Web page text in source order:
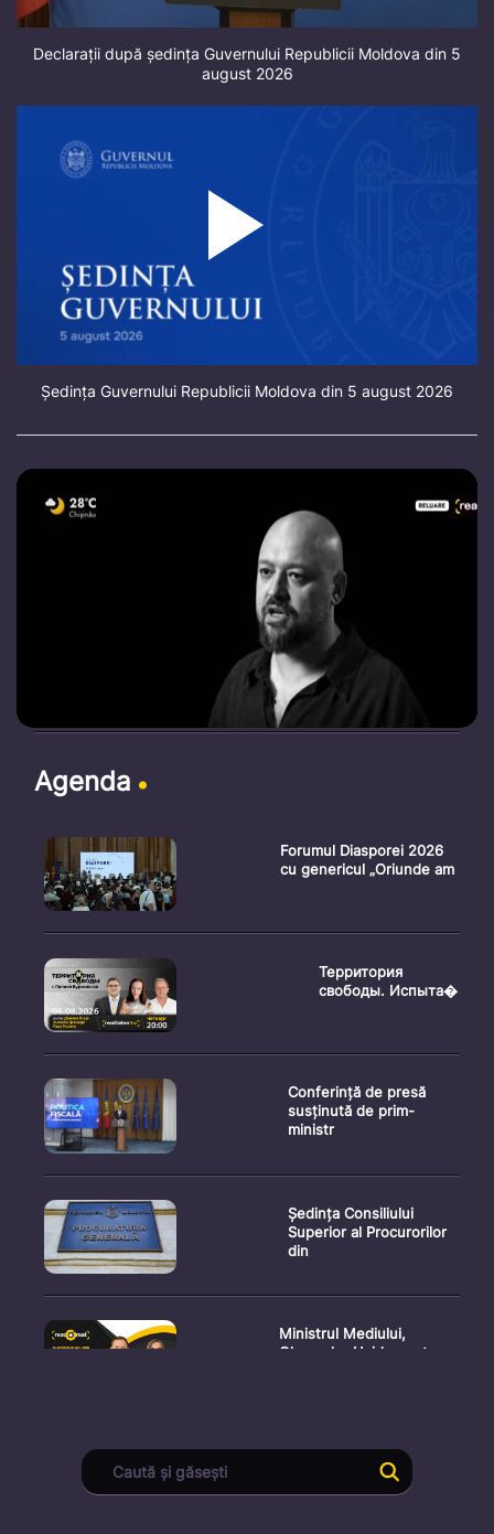
Declarații după ședința Guvernului Republicii Moldova din 5
august 2026
Ședința Guvernului Republicii Moldova din 5 august 2026
Agenda
Forumul Diasporei 2026
cu genericul „Oriunde am
Территория
свободы. Испыта�
Conferință de presă
susținută de prim-
ministr
Ședința Consiliului
Superior al Procurorilor
din
Ministrul Mediului,
Gheorghe Hajder, este
Consultări publice privind
proiectul de lege pent